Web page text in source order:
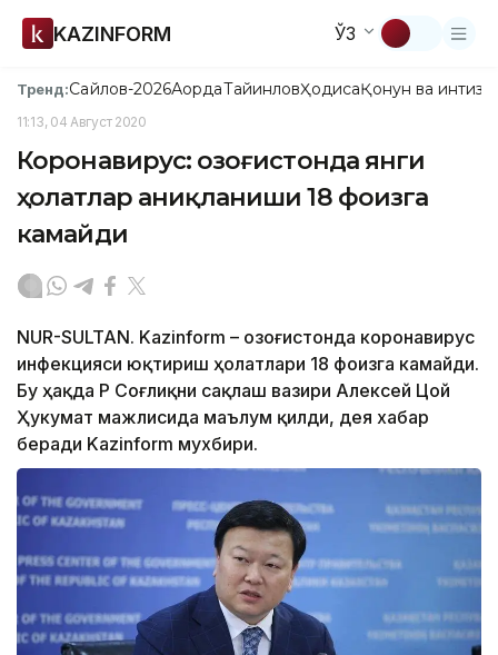
KAZINFORM ЎЗ
Тренд:Сайлов-2026АқордаТайинловҲодисаҚонун ва
11:13, 04 Август 2020
Коронавирус: Қозоғистонда янги
ҳолатлар аниқланиши 18 фоизга
камайди
NUR-SULTAN. Kazinform – Қозоғистонда коронавирус
инфекцияси юқтириш ҳолатлари 18 фоизга камайди.
Бу ҳақда ҚР Соғлиқни сақлаш вазири Алексей Цой
Ҳукумат мажлисида маълум қилди, дея хабар
беради Kazinform мухбири.